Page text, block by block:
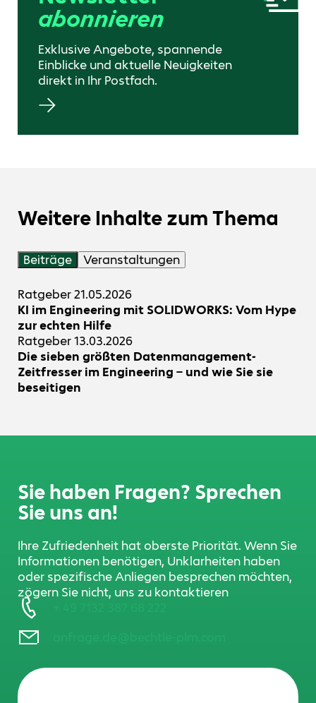
abonnieren
Exklusive Angebote, spannende
Einblicke und aktuelle Neuigkeiten
direkt in Ihr Postfach.
Weitere Inhalte zum Thema
Beiträge Veranstaltungen
Ratgeber21.05.2026
KI im Engineering mit SOLIDWORKS: Vom Hype
zur echten Hilfe
Ratgeber13.03.2026
Die sieben größten Datenmanagement-
Zeitfresser im Engineering – und wie Sie sie
beseitigen
Sie haben Fragen? Sprechen
Sie uns an!
Ihre Zufriedenheit hat oberste Priorität. Wenn Sie
Informationen benötigen, Unklarheiten haben
oder spezifische Anliegen besprechen möchten,
zögern Sie nicht, uns zu kontaktieren